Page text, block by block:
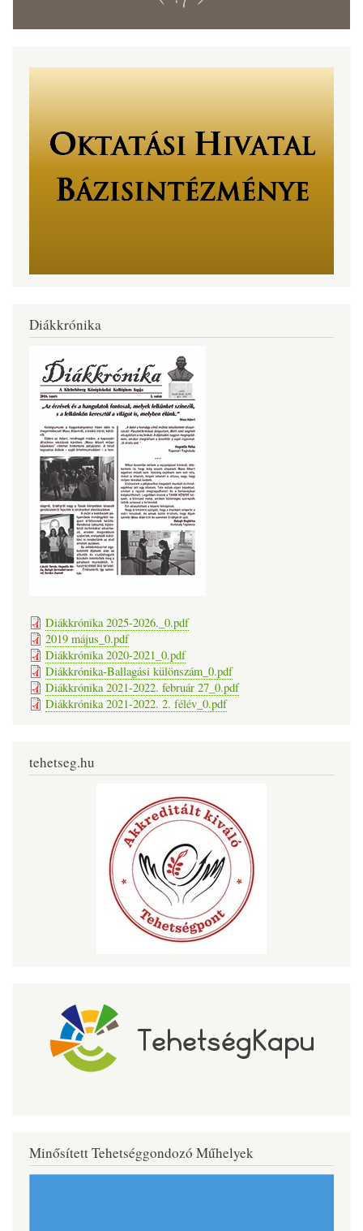
Diákkrónika
Diákkrónika 2025-2026._0.pdf
2019 május_0.pdf
Diákkrónika 2020-2021_0.pdf
Diákkrónika-Ballagási különszám_0.pdf
Diákkrónika 2021-2022. február 27_0.pdf
Diákkrónika 2021-2022. 2. félév_0.pdf
tehetseg.hu
Minősített Tehetséggondozó Műhelyek